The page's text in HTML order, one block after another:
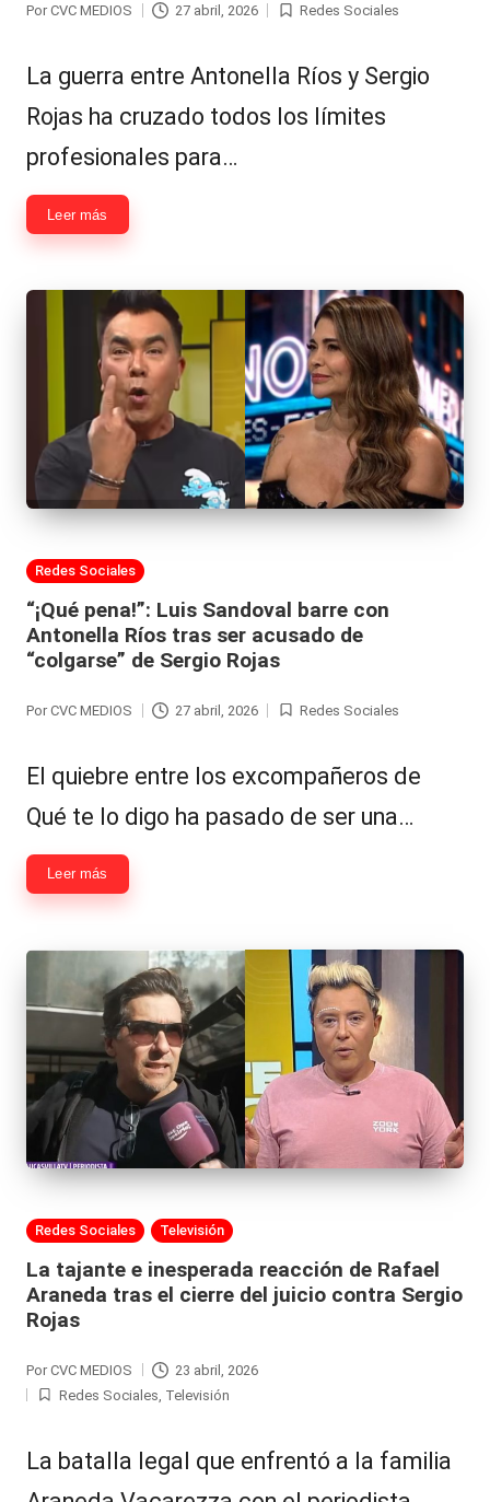
Por CVC MEDIOS 27 abril, 2026
Publicada
Redes Sociales
La guerra entre Antonella Ríos y Sergio
Rojas ha cruzado todos los límites
profesionales para…
Leer más
Publicada
Redes Sociales
“¡Qué pena!”: Luis Sandoval barre con
Antonella Ríos tras ser acusado de
“colgarse” de Sergio Rojas
Publicado
Por CVC MEDIOS 27 abril, 2026
Publicada
Redes Sociales
El quiebre entre los excompañeros de
Qué te lo digo ha pasado de ser una…
Leer más
Publicada
Redes Sociales Televisión
La tajante e inesperada reacción de Rafael
Araneda tras el cierre del juicio contra Sergio
Rojas
Publicado
por
Por CVC MEDIOS 23 abril, 2026
Publicada
Redes Sociales Televisión
La batalla legal que enfrentó a la familia